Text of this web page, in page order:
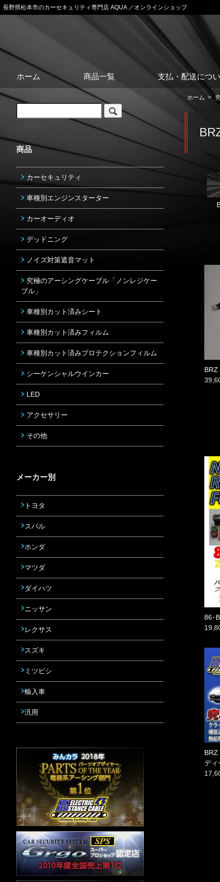
長野県松本市のカーセキュリティ専門店 AQUA ／オンラインショップ
ホーム 商品一覧 支払・配送につ
ホーム >
86･
ディ
商品
カーセキュリティ
車種別エンジンスターター
カーオーディオ
デッドニング
ノイズ対策遮音マット
究極のアーシングケーブル「ノンレジケー
ブル」
車種別カット済みシート
車種別カット済みフィルム
車種別カット済みプロテクションフィルム
シーケンシャルウインカー
LED
アクセサリー
その他
メーカー別
トヨタ
スバル
ホンダ
マツダ
ダイハツ
ニッサン
レクサス
スズキ
ミツビシ
輸入車
汎用